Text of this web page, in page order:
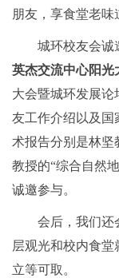
朋友，享食堂老味
城环校友会诚
英杰交流中心阳光
大会暨城环发展论
友工作介绍以及国
术报告分别是林坚
教授的“综合自然
诚邀参与。
会后，我们还
层观光和校内食堂
立等可取。